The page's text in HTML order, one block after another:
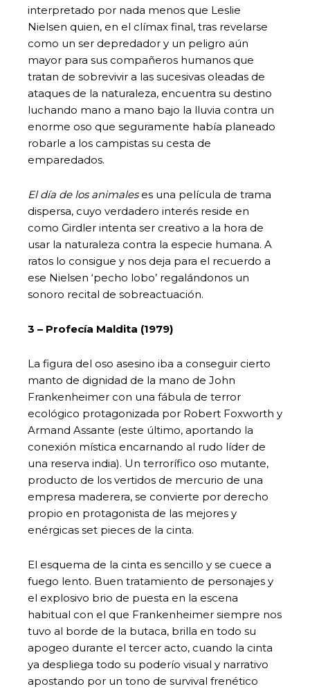
interpretado por nada menos que Leslie
Nielsen quien, en el clímax final, tras revelarse
como un ser depredador y un peligro aún
mayor para sus compañeros humanos que
tratan de sobrevivir a las sucesivas oleadas de
ataques de la naturaleza, encuentra su destino
luchando mano a mano bajo la lluvia contra un
enorme oso que seguramente había planeado
robarle a los campistas su cesta de
emparedados.
El día de los animaleses una película de trama
dispersa, cuyo verdadero interés reside en
como Girdler intenta ser creativo a la hora de
usar la naturaleza contra la especie humana. A
ratos lo consigue y nos deja para el recuerdo a
ese Nielsen ‘pecho lobo’ regalándonos un
sonoro recital de sobreactuación.
3 – Profecía Maldita (1979)
La figura del oso asesino iba a conseguir cierto
manto de dignidad de la mano de John
Frankenheimer con una fábula de terror
ecológico protagonizada por Robert Foxworth y
Armand Assante (este último, aportando la
conexión mística encarnando al rudo líder de
una reserva india). Un terrorífico oso mutante,
producto de los vertidos de mercurio de una
empresa maderera, se convierte por derecho
propio en protagonista de las mejores y
enérgicas set pieces de la cinta.
El esquema de la cinta es sencillo y se cuece a
fuego lento. Buen tratamiento de personajes y
el explosivo brio de puesta en la escena
habitual con el que Frankenheimer siempre nos
tuvo al borde de la butaca, brilla en todo su
apogeo durante el tercer acto, cuando la cinta
ya despliega todo su poderío visual y narrativo
apostando por un tono de survival frenético